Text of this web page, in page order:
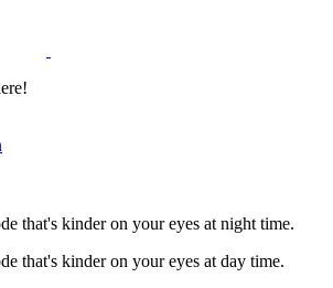
that's kinder on your eyes at night time.
that's kinder on your eyes at day time.